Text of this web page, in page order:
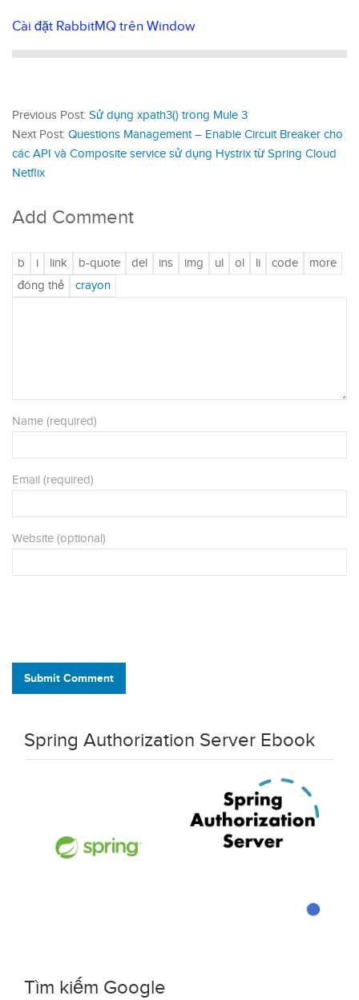
Cài đặt RabbitMQ trên Window
Previous Post: Sử dụng xpath3() trong Mule 3
Next Post: Questions Management – Enable Circuit Breaker cho
các API và Composite service sử dụng Hystrix từ Spring Cloud
Netflix
Add Comment
Name (required)
Email (required)
Website (optional)
Submit Comment
Spring Authorization Server Ebook
Tìm kiếm Google